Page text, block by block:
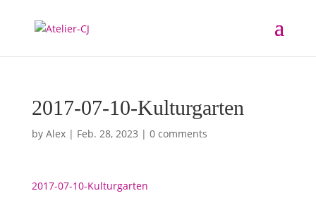
2017-07-10-Kulturgarten
by Alex| Feb. 28, 2023 | 0 comments
2017-07-10-Kulturgarten